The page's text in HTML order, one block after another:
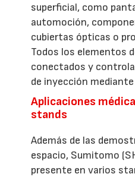
superficial, como
automoción,
cubiertas ópticas o
Todos los elementos
conectados y
de inyección
Aplicaciones
stands
Además de las
espacio, Sumitomo
presente en varios